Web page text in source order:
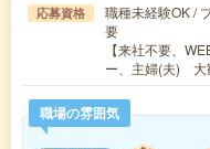
応募資格
職種未経験OK /
要
【来社不要、
ー、主婦(夫) 大
職場の雰囲気